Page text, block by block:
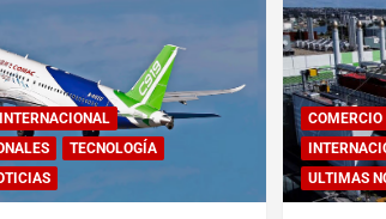
TECNOLOGÍA
ULTIMAS